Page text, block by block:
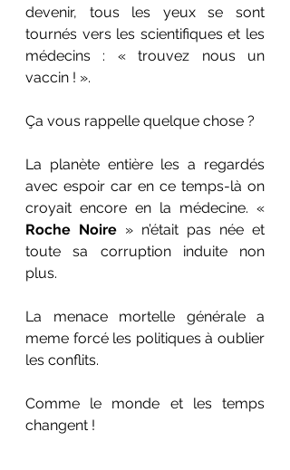
devenir, tous les yeux se sont
tournés vers les scientifiques et les
médecins : « trouvez nous un
vaccin ! ».
Ça vous rappelle quelque chose ?
La planète entière les a regardés
avec espoir car en ce temps-là on
Roche Noire » n’était pas née et
toute sa corruption induite non
plus.
La menace mortelle générale a
meme forcé les politiques à oublier
les conflits.
Comme le monde et les temps
changent !